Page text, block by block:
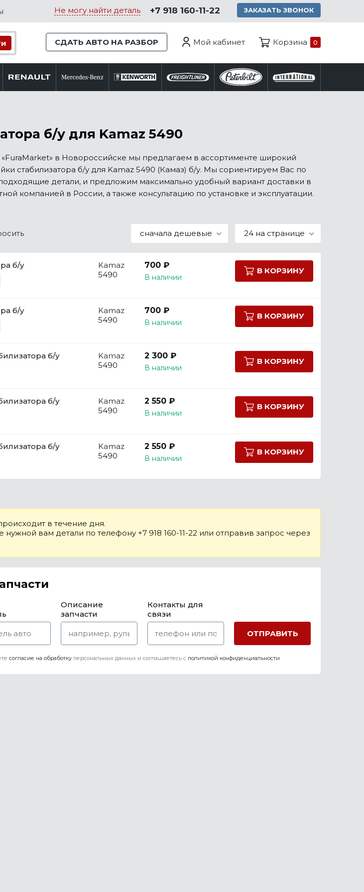
Не могу найти деталь +7 918 160-11-22 ЗАКАЗАТЬ ЗВОНОК
СДАТЬ АВТО НА РАЗБОР Мой кабинет Корзина 0
б/у для Kamaz 5490
«FuraMarket» в Новороссийске мы предлагаем в ассортименте широкий
стабилизатора б/у для Kamaz 5490 (Камаз) б/у. Мы сориентируем Вас по
детали, и предложим максимально удобный вариант доставки в
компанией в России, а также консультацию по установке и эксплуатации.
сначала дешевые 24 на странице
б/у
Kamaz
5490
700 ₽
В наличии
В КОРЗИНУ
б/у
Kamaz
5490
700 ₽
В наличии
В КОРЗИНУ
б/у
Kamaz
5490
2 300 ₽
В наличии
В КОРЗИНУ
б/у
Kamaz
5490
2 550 ₽
В наличии
В КОРЗИНУ
б/у
Kamaz
5490
2 550 ₽
В наличии
В КОРЗИНУ
в течение дня.
нужной вам детали по телефону +7 918 160-11-22 или отправив запрос через
Описание
запчасти
Контакты для
связи
согласие на обработку персональных данных и соглашаетесь c политикой конфиденциальности